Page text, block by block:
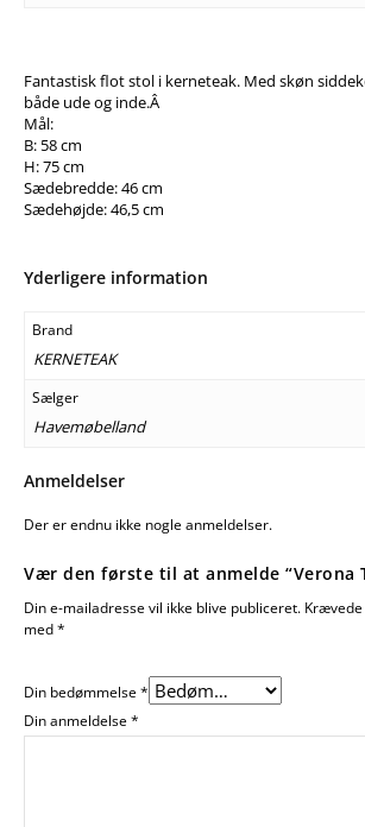
Fantastisk flot stol i kerneteak. Med skøn
både ude og inde.Â
Mål:
B: 58 cm
H: 75 cm
Sædebredde: 46 cm
Sædehøjde: 46,5 cm
Yderligere information
Brand
KERNETEAK
Sælger
Havemøbelland
Anmeldelser
Der er endnu ikke nogle anmeldelser.
Vær den første til at anmelde “Verona
Din e-mailadresse vil ikke blive publiceret.
med*
Din bedømmelse*
Din anmeldelse*